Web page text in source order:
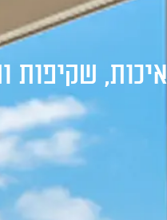
אודות
איכות, שקיפות